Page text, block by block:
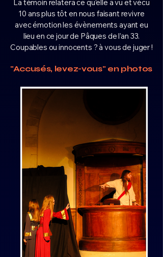
La témoin relatera ce qu’elle a vu et vécu
10 ans plus tôt en nous faisant revivre
avec émotion les évènements ayant eu
lieu en ce jour de Pâques de l’an 33.
Coupables ou innocents ? à vous de juger !
"Accusés, levez-vous" en photos